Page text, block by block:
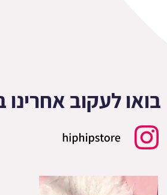
בואו לעקוב